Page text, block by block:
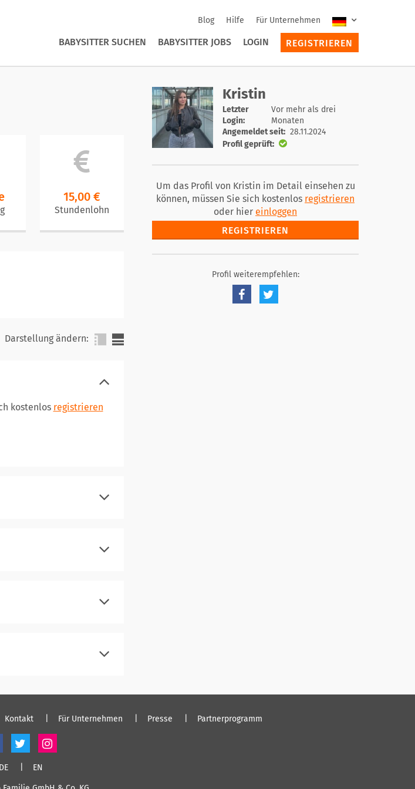
Blog Hilfe Für Unternehmen
BABYSITTER SUCHEN BABYSITTER JOBS LOGIN REGISTRIEREN
15,00 €
Stundenlohn
Darstellung ändern:
kostenlos registrieren
Kristin
Letzter
Login:
Vor mehr als drei
Monaten
Angemeldet seit: 28.11.2024
Profil geprüft:
Um das Profil von Kristin im Detail einsehen zu
können, müssen Sie sich kostenlos registrieren
oder hier einloggen
REGISTRIEREN
Profil weiterempfehlen:
Kontakt Für Unternehmen Presse Partnerprogramm
DE EN